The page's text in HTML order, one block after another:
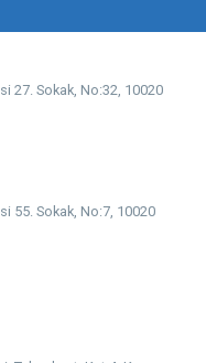
27. Sokak, No:32, 10020
55. Sokak, No:7, 10020